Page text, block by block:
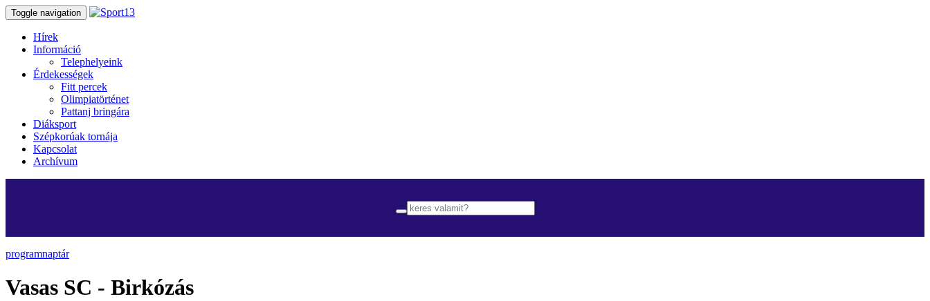
Toggle navigation
Hírek
Információ
Telephelyeink
Érdekességek
Fitt percek
Olimpiatörténet
Pattanj bringára
Diáksport
Szépkorúak tornája
Kapcsolat
Archívum
programnaptár
Vasas SC - Birkózás